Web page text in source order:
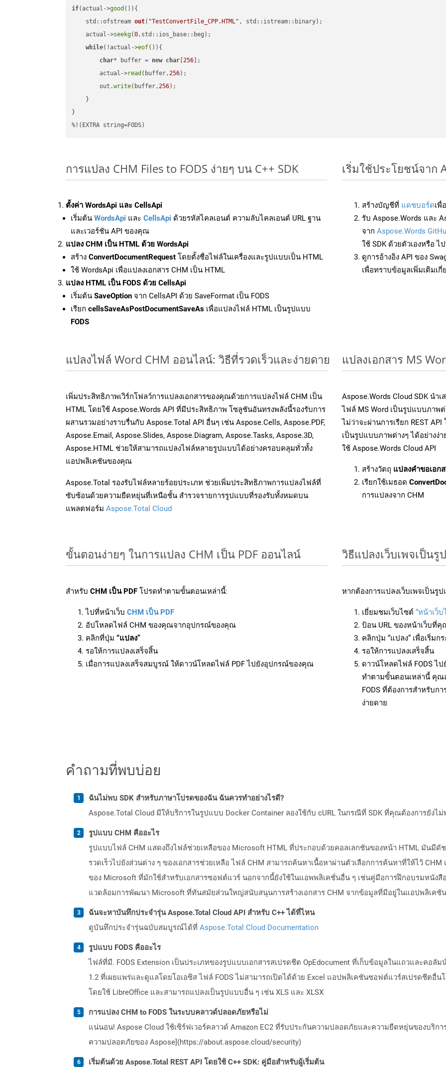
if(actual->good ()){
std::ofstream out( "TestConvertFile_CPP.HTML" , std::istream::binary) ;
    actual->
seekg(0,std::ios_base::beg);
while(!actual->eof()){
char* buffer = new char [256 ];
        actual->
read (buffer,256);
        out.
write(buffer,256);
    }
}
%!(EXTRA string=FODS)
การแปลง CHM Files to FODS ง่ายๆ บน C++ SDK
ตั้งค่า WordsApi และ CellsApi
เริ่มต้น WordsApi และ CellsApi ด้วยรหัสไคลเอนต์ ความลับไคลเอนต์ URL ฐาน
และเวอร์ชัน API ของคุณ
แปลง CHM เป็น HTML ด้วย WordsApi
สร้าง ConvertDocumentRequest โดยตั้งชื่อไฟล์ในเครื่องและรูปแบบเป็น HTML
ใช้ WordsApi เพื่อแปลงเอกสาร CHM เป็น HTML
แปลง HTML เป็น FODS ด้วย CellsApi
เริ่มต้น SaveOption จาก CellsAPI ด้วย SaveFormat เป็น FODS
เรียก cellsSaveAsPostDocumentSaveAs เพื่อแปลงไฟล์ HTML เป็นรูปแบบ
FODS
เริ่มใช้ประโยชน์จาก
สร้างบัญชีที่ แดชบอร์ดเพื่
รับ Aspose.Words และ
จาก Aspose.Words
ใช้ SDK ด้วยตัวเองหรือ ไ
ดูการอ้างอิง API ของ
เพื่อทราบข้อมูลเพิ่มเติมเกี่
แปลงไฟล์ Word CHM ออนไลน์: วิธีที่รวดเร็วและง่ายดาย
เพิ่มประสิทธิภาพเวิร์กโฟลว์การแปลงเอกสารของคุณด้วยการแปลงไฟล์ CHM เป็น
HTML โดยใช้ Aspose.Words API ที่มีประสิทธิภาพ โซลูชันอันทรงพลังนี้รองรับการ
ผสานรวมอย่างราบรื่นกับ Aspose.Total API อื่นๆ เช่น Aspose.Cells, Aspose.PDF,
Aspose.Email, Aspose.Slides, Aspose.Diagram, Aspose.Tasks, Aspose.3D,
Aspose.HTML ช่วยให้สามารถแปลงไฟล์หลายรูปแบบได้อย่างครอบคลุมทั่วทั้ง
แอปพลิเคชันของคุณ
Aspose.Total รองรับไฟล์หลายร้อยประเภท ช่วยเพิ่มประสิทธิภาพการแปลงไฟล์ที่
ซับซ้อนด้วยความยืดหยุ่นที่เหนือชั้น สำรวจรายการรูปแบบที่รองรับทั้งหมดบน
แพลตฟอร์ม Aspose.Total Cloud
แปลงเอกสาร MS
Aspose.Words Cloud SDK นำ
ไฟล์ MS Word เป็นรูปแบบภาพต่
ไม่ว่าจะผ่านการเรียก REST
เป็นรูปแบบภาพต่างๆ ได้อย่างง่า
ใช้ Aspose.Words Cloud API
สร้างวัตถุ แปลงคำขอเอก
เรียกใช้เมธอด
การแปลงจาก CHM
ขั้นตอนง่ายๆ ในการแปลง CHM เป็น PDF ออนไลน์
สำหรับ CHM เป็น PDF โปรดทำตามขั้นตอนเหล่านี้:
ไปที่หน้าเว็บ CHM เป็น PDF
อัปโหลดไฟล์ CHM ของคุณจากอุปกรณ์ของคุณ
คลิกที่ปุ่ม “แปลง”
รอให้การแปลงเสร็จสิ้น
เมื่อการแปลงเสร็จสมบูรณ์ ให้ดาวน์โหลดไฟล์ PDF ไปยังอุปกรณ์ของคุณ
วิธีแปลงเว็บเพจเป็นรู
หากต้องการแปลงเว็บเพจเป็นรู
เยี่ยมชมเว็บไซต์ “หน้าเว็บ
ป้อน URL ของหน้าเว็บที่
คลิกปุ่ม “แปลง” เพื่อเริ่มก
รอให้การแปลงเสร็จสิ้น
ดาวน์โหลดไฟล์ FODS ไ
ทำตามขั้นตอนเหล่านี้ คุณ
FODS ที่ต้องการสำหรับก
ง่ายดาย
คำถามที่พบบ่อย
ฉันไม่พบ SDK สำหรับภาษาโปรดของฉัน ฉันควรทำอย่างไรดี?
Aspose.Total Cloud มีให้บริการในรูปแบบ Docker Container ลองใช้กับ cURL ในกรณีที่ SDK ที่คุณต้องการยังไ
รูปแบบ CHM คืออะไร
รูปแบบไฟล์ CHM แสดงถึงไฟล์ช่วยเหลือของ Microsoft HTML ที่ประกอบด้วยคอลเลกชันของหน้า HTML มันมีดั
รวดเร็วไปยังส่วนต่าง ๆ ของเอกสารช่วยเหลือ ไฟล์ CHM สามารถค้นหาเนื้อหาผ่านตัวเลือกการค้นหาที่ให้ไว้
ของ Microsoft ที่มักใช้สำหรับเอกสารซอฟต์แวร์ นอกจากนี้ยังใช้ในแอพพลิเคชั่นอื่น ๆ เช่นคู่มือการฝึกอบรมหนัง
แวดล้อมการพัฒนา Microsoft ที่ทันสมัยส่วนใหญ่สนับสนุนการสร้างเอกสาร CHM จากข้อมูลที่มีอยู่ในแอปพลิเคชัน
ฉันจะหาบันทึกประจำรุ่น Aspose.Total Cloud API สำหรับ C++ ได้ที่ไหน
ดูบันทึกประจำรุ่นฉบับสมบูรณ์ได้ที่ Aspose.Total Cloud Documentation
รูปแบบ FODS คืออะไร
ไฟล์ที่มี. FODS Extension เป็นประเภทของรูปแบบเอกสารสเปรดชีต OpEdocument ที่เก็บข้อมูลในแถวและคอ
1.2 ที่เผยแพร่และดูแลโดยโอเอซิส ไฟล์ FODS ไม่สามารถเปิดได้ด้วย Excel แอปพลิเคชันซอฟต์แวร์สเปรดชีตอื่น
โดยใช้ LibreOffice และสามารถแปลงเป็นรูปแบบอื่น ๆ เช่น XLS และ XLSX
การแปลง CHM to FODS ในระบบคลาวด์ปลอดภัยหรือไม่
แน่นอน! Aspose Cloud ใช้เซิร์ฟเวอร์คลาวด์ Amazon EC2 ที่รับประกันความปลอดภัยและความยืดหยุ่นของบริก
ความปลอดภัยของ Aspose](https://about.aspose.cloud/security)
เริ่มต้นด้วย Aspose.Total REST API โดยใช้ C++ SDK: คู่มือสำหรับผู้เริ่มต้น